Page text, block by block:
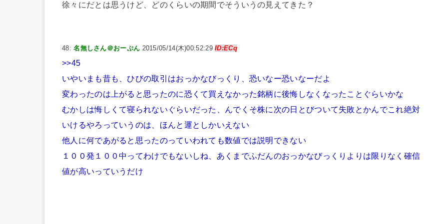
徐々にだとは思うけど、どのくらいの期間でそういうの見えてきた？
48:名無しさん＠おーぷん 2015/05/14(木)00:52:29ID:ECq
>>45
いやいまも昔も、ひびの取引はおっかなびっくり、恐いなー恐いなーだよ
変わったのは上がると思ったのに恐くて買えなかった銘柄に後悔しなくなったことぐらいかな
むかしは悔しくて寝られないぐらいだった、んでくそ株に次の日とびついて失敗とかんでこれ絶対
いけるやろっていうのは、ほんと運としかいえない
他人に何であがると思ったのっていわれても数値では説明できない
１００発１００中ってわけでもないしね、あくまでふだんのおっかなびっくりよりは限りなく確信
値が高いっていうだけ